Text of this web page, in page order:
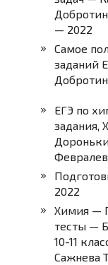
— 2022
Самое
заданий
ЕГЭ по
задания,
2022
Химия —
тесты —
10-11
Сажнева